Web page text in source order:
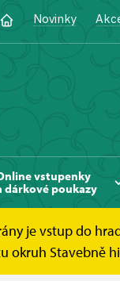
Novinky
vstupenky
dárkové poukazy
je vstup do
okruh Stavebně
VIA Brno